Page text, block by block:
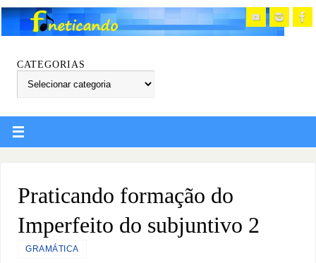
CATEGORIAS
Praticando formação do
Imperfeito do subjuntivo 2
GRAMÁTICA